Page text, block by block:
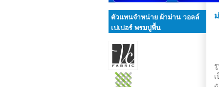
ตัวแทนจำหน่าย ผ้าม่าน วอลล์
เปเปอร์ พรมปูพื้น